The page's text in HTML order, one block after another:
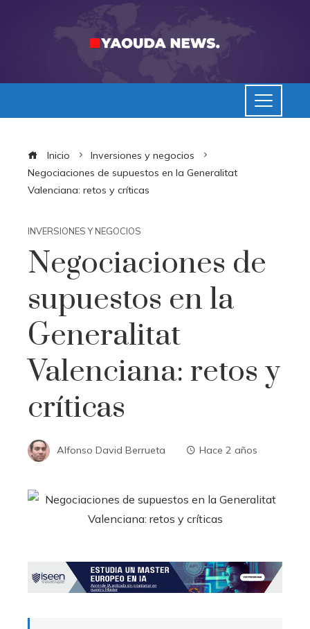
Inicio
Inversiones y negocios
Negociaciones de supuestos en la Generalitat
Valenciana: retos y críticas
INVERSIONES Y NEGOCIOS
Negociaciones de
supuestos en la
Generalitat
Valenciana: retos y
críticas
Alfonso David Berrueta Hace 2 años